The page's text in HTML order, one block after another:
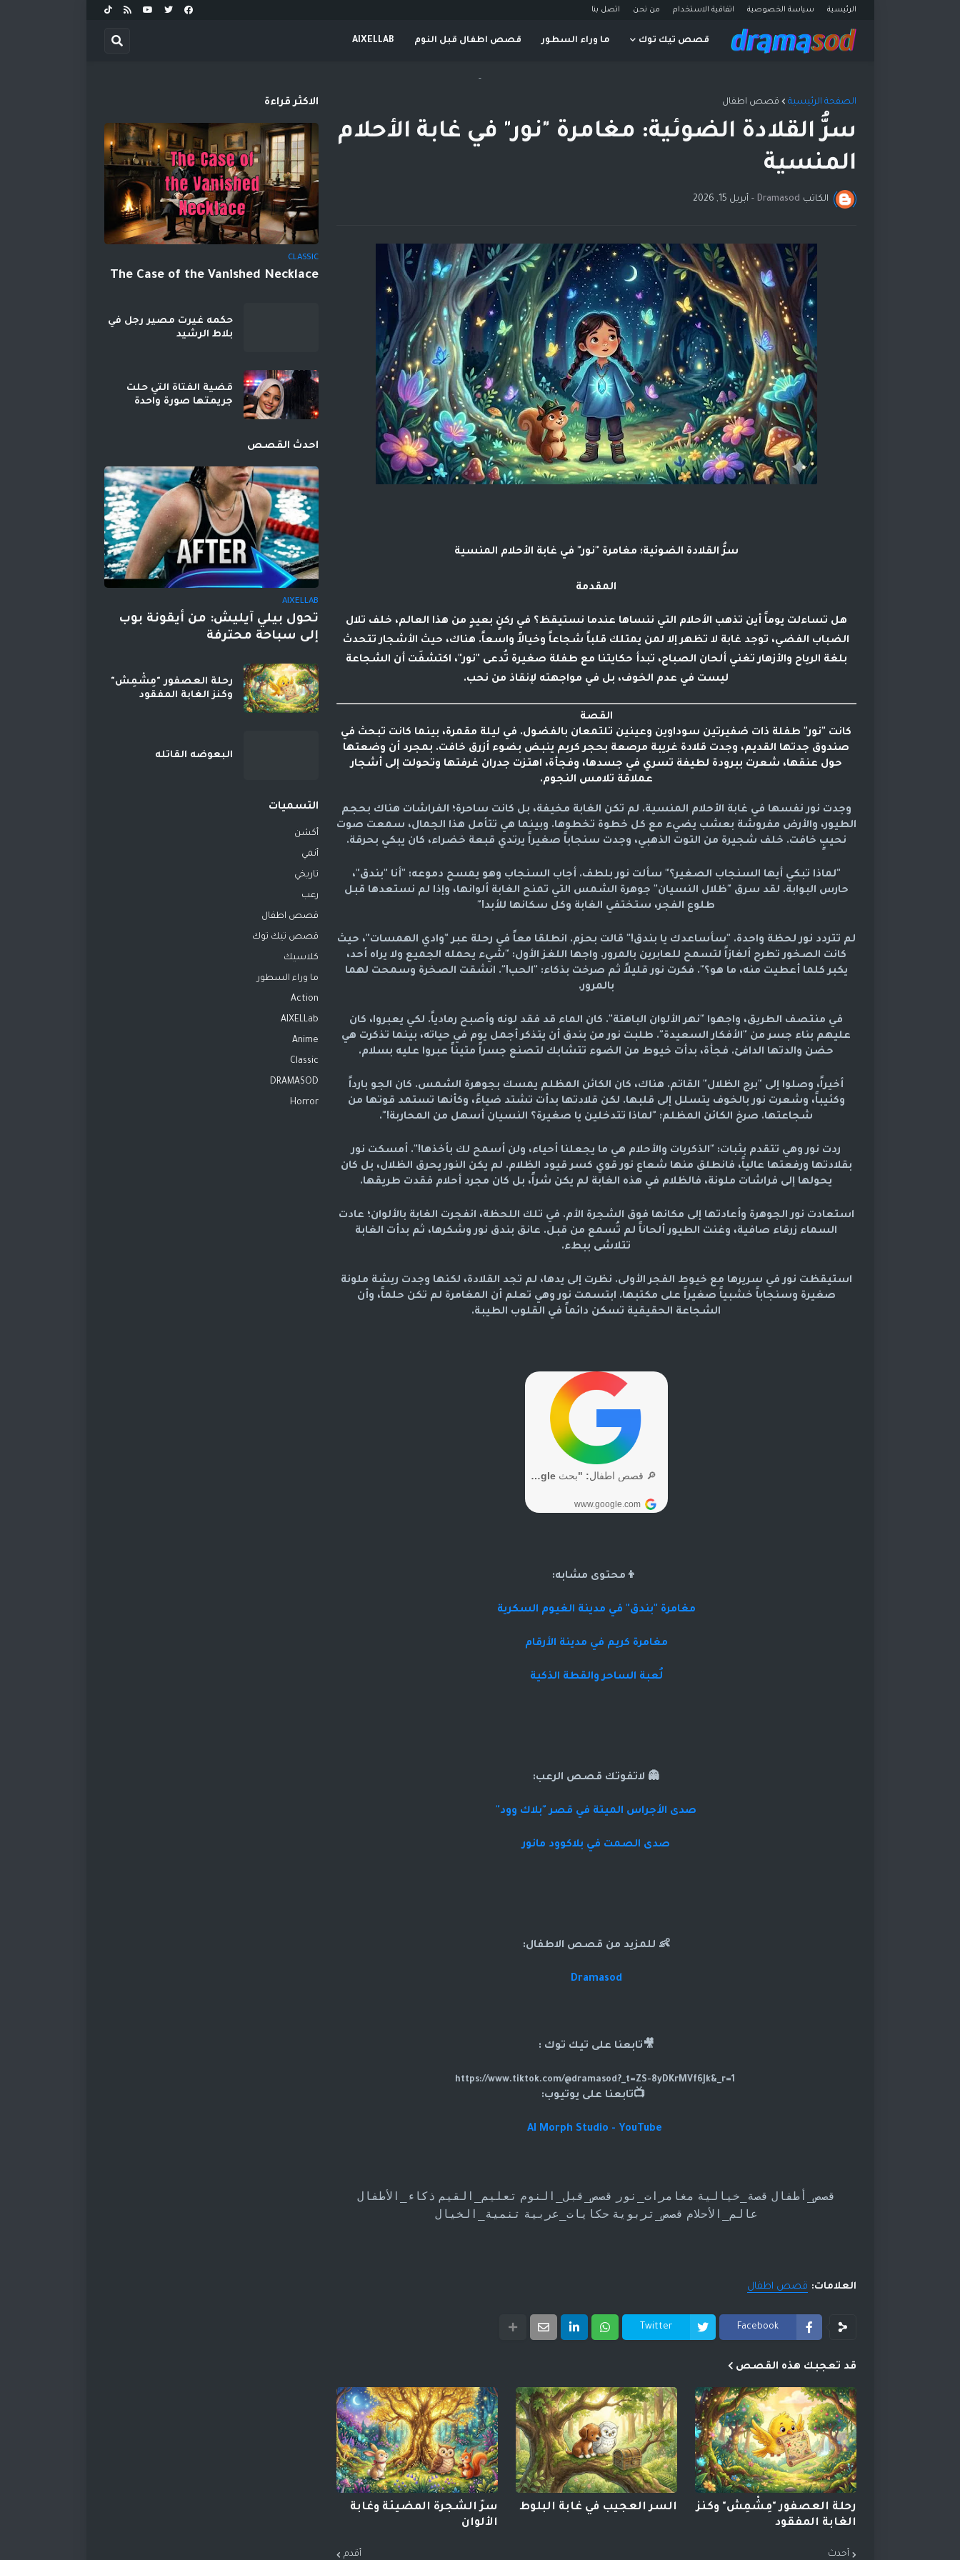
الرئيسية سياسة الخصوصية اتفاقية الاستخدام من نحن اتصل بنا
قصص تيك توك ما وراء السطور قصص اطفال قبل النوم AIXELLAB
-
الصفحة الرئيسية قصص اطفال
سرُّ القلادة الضوئية: مغامرة "نور" في غابة الأحلام
المنسية
الكاتب Dramasod
- أبريل 15, 2026
سرُّ القلادة الضوئية: مغامرة "نور" في غابة الأحلام المنسية
المقدمة
هل تساءلت يوماً أين تذهب الأحلام التي ننساها عندما نستيقظ؟ في ركنٍ بعيدٍ من هذا العالم، خلف تلال
الضباب الفضي، توجد غابة لا تظهر إلا لمن يمتلك قلباً شجاعاً وخيالاً واسعاً. هناك، حيث الأشجار تتحدث
بلغة الرياح والأزهار تغني ألحان الصباح، تبدأ حكايتنا مع طفلة صغيرة تُدعى "نور"، اكتشفَت أن الشجاعة
ليست في عدم الخوف، بل في مواجهته لإنقاذ من نحب.
القصة
كانت "نور" طفلة ذات ضفيرتين سوداوين وعينين تلتمعان بالفضول. في ليلة مقمرة، بينما كانت تبحث في
صندوق جدتها القديم، وجدت قلادة غريبة مرصعة بحجر كريم ينبض بضوء أزرق خافت. بمجرد أن وضعتها
حول عنقها، شعرت ببرودة لطيفة تسري في جسدها، وفجأة، اهتزت جدران غرفتها وتحولت إلى أشجار
عملاقة تلامس النجوم.
وجدت نور نفسها في غابة الأحلام المنسية. لم تكن الغابة مخيفة، بل كانت ساحرة؛ الفراشات هناك بحجم
الطيور، والأرض مفروشة بعشب يضيء مع كل خطوة تخطوها. وبينما هي تتأمل هذا الجمال، سمعت صوت
نحيبٍ خافت. خلف شجيرة من التوت الذهبي، وجدت سنجاباً صغيراً يرتدي قبعة خضراء، كان يبكي بحرقة.
"لماذا تبكي أيها السنجاب الصغير؟" سألت نور بلطف. أجاب السنجاب وهو يمسح دموعه: "أنا "بندق"،
حارس البوابة. لقد سرق "ظلال النسيان" جوهرة الشمس التي تمنح الغابة ألوانها، وإذا لم نستعدها قبل
طلوع الفجر، ستختفي الغابة وكل سكانها للأبد!"
لم تتردد نور لحظة واحدة. "سأساعدك يا بندق!" قالت بحزم. انطلقا معاً في رحلة عبر "وادي الهمسات"، حيث
كانت الصخور تطرح ألغازاً لتسمح للعابرين بالمرور. واجها اللغز الأول: "شيء يحمله الجميع ولا يراه أحد،
يكبر كلما أعطيت منه، ما هو؟". فكرت نور قليلاً ثم صرخت بذكاء: "الحب!" . انشقت الصخرة وسمحت لهما
بالمرور.
في منتصف الطريق، واجهوا "نهر الألوان الباهتة". كان الماء قد فقد لونه وأصبح رمادياً. لكي يعبروا، كان
عليهم بناء جسر من "الأفكار السعيدة". طلبت نور من بندق أن يتذكر أجمل يوم في حياته، بينما تذكرت هي
حضن والدتها الدافئ. فجأة، بدأت خيوط من الضوء تتشابك لتصنع جسراً متيناً عبروا عليه بسلام.
أخيراً، وصلوا إلى "برج الظلال" القاتم. هناك، كان الكائن المظلم يمسك بجوهرة الشمس. كان الجو بارداً
وكئيباً، وشعرت نور بالخوف يتسلل إلى قلبها. لكن قلادتها بدأت تشتد ضياءً، وكأنها تستمد قوتها من
شجاعتها. صرخ الكائن المظلم: "لماذا تتدخلين يا صغيرة؟ النسيان أسهل من المحاربة!".
ردت نور وهي تتقدم بثبات: "الذكريات والأحلام هي ما يجعلنا أحياء، ولن أسمح لك بأخذها!". أمسكت نور
بقلادتها ورفعتها عالياً، فانطلق منها شعاع نور قوي كسر قيود الظلام. لم يكن النور يحرق الظلال، بل كان
يحولها إلى فراشات ملونة، فالظلام في هذه الغابة لم يكن شراً، بل كان مجرد أحلام فقدت طريقها.
استعادت نور الجوهرة وأعادتها إلى مكانها فوق الشجرة الأم. في تلك اللحظة، انفجرت الغابة بالألوان؛ عادت
السماء زرقاء صافية، وغنت الطيور ألحاناً لم تُسمع من قبل. عانق بندق نور وشكرها، ثم بدأت الغابة
تتلاشى ببطء.
استيقظت نور في سريرها مع خيوط الفجر الأولى. نظرت إلى يدها، لم تجد القلادة، لكنها وجدت ريشة ملونة
صغيرة وسنجاباً خشبياً صغيراً على مكتبها. ابتسمت نور وهي تعلم أن المغامرة لم تكن حلماً، وأن
الشجاعة الحقيقية تسكن دائماً في القلوب الطيبة.
👦محتوى مشابه:
مغامرة "بندق" في مدينة الغيوم السكرية
مغامرة كريم في مدينة الأرقام
لُعبة الساحر والقطة الذكية
👻 لاتفوتك قصص الرعب:
صدى الأجراس الميتة في قصر "بلاك وود"
صدى الصمت في بلاكوود مانور
👶 للمزيد من قصص الاطفال:
Dramasod
🎥تابعنا على تيك توك :
📺تابعنا على يوتيوب:
AI Morph Studio - YouTube
قصص_أطفال قصة_خيالية مغامرات_نور قصص_قبل_النوم تعليم_القيم ذكاء_الأطفال
عالم_الأحلام قصص_تربوية حكايات_عربية تنمية_الخيال
العلامات: قصص اطفال
Facebook
Twitter
قد تعجبك هذه القصص
رحلة العصفور "مِشْمِش" وكنز
الغابة المفقود
السر العجيب في غابة البلوط
سرّ الشجرة المضيئة وغابة
الألوان
أحدث أقدم
الاكثر قراءة
CLASSIC
The Case of the Vanished Necklace
حكمه غيرت مصير رجل في
بلاط الرشيد
قضية الفتاة التي حلت
جريمتها صورة واحدة
احدث القصص
AIXELLAB
تحول بيلي آيليش: من أيقونة بوب
إلى سباحة محترفة
رحلة العصفور "مِشْمِش"
وكنز الغابة المفقود
البعوضه القاتله
التسميات
أكشن
أنمي
تاريخي
رعب
قصص اطفال
قصص تيك توك
كلاسيك
ما وراء السطور
Action
AIXELLab
Anime
Classic
DRAMASOD
Horror